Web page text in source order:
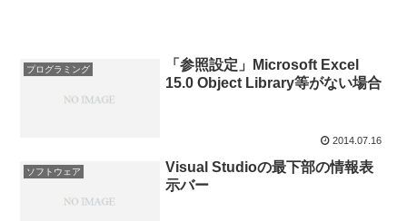
プログラミング
「参照設定」Microsoft Excel
15.0 Object Library等がない場合
2014.07.16
ソフトウェア
Visual Studioの最下部の情報表
示バー